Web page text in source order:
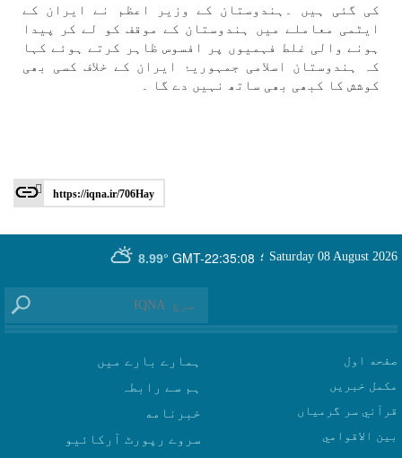
كی گئی ہیں ۔ہندوستان كے وزير اعظم نے ايران كے
ایٹمی معاملے میں ہندوستان كے موقف كو لے كر پيدا
ہونے والی غلط فہميوں پر افسوس ظاہر كرتے ہوئے كہا
كہ ہندوستان اسلامی جمہوریۂ ايران كے خلاف كسی بھی
كوشش كا كبھی بھی ساتھ نہیں دے گا ۔
https://iqna.ir/706Hay
GMT-22:35:08
8.99° Saturday 08 August 2026 ؛
صفحه اول
مکمل خبریں
قرآني سر گرمياں
بين الاقوامي
ہمارے بارے میں
ہم سے رابطہ
سروے رپورٹ آرکائیو